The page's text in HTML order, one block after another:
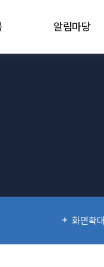
알림마당
화면확대